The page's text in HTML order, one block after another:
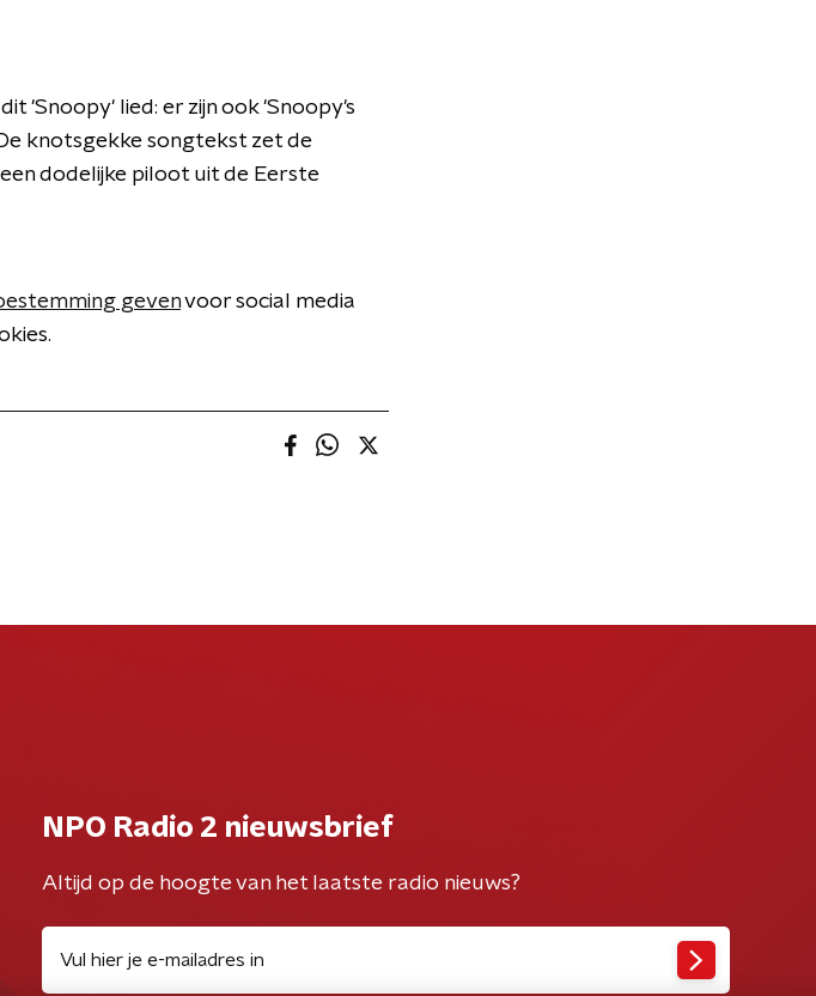
'Snoopy' lied: er zijn ook 'Snoopy's
knotsgekke songtekst zet de
dodelijke piloot uit de Eerste
gevenvoor social media
NPO Radio 2 nieuwsbrief
Altijd op de hoogte van het laatste radio nieuws?